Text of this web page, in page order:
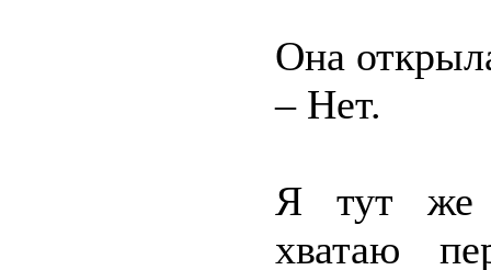
Она
– Нет.
Я тут же
хватаю